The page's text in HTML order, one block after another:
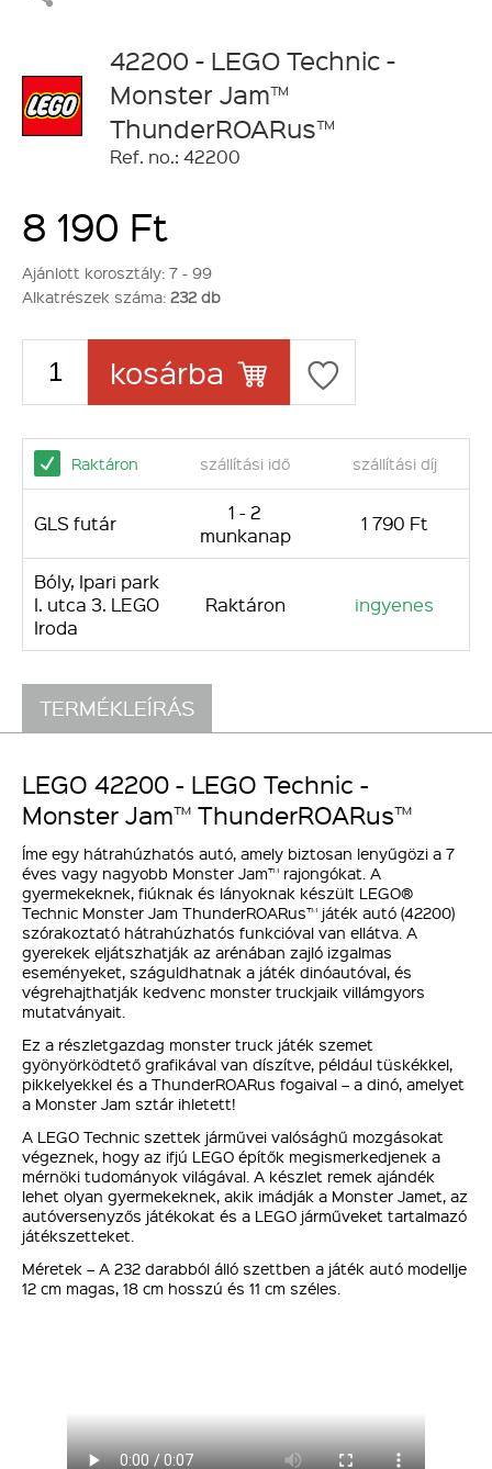
42200 - LEGO Technic -
Monster Jam™
ThunderROARus™
Ref. no.: 42200
8 190 Ft
Ajánlott korosztály: 7 - 99
Alkatrészek száma: 232 db
kosárba
Raktáron szállítási idő szállítási díj
GLS futár
1 - 2
munkanap
1 790 Ft
Bóly, Ipari park
I. utca 3. LEGO
Iroda
Raktáron ingyenes
TERMÉKLEÍRÁS
LEGO 42200 - LEGO Technic -
Monster Jam™ ThunderROARus™
Íme egy hátrahúzhatós autó, amely biztosan lenyűgözi a 7
éves vagy nagyobb Monster Jam™ rajongókat. A
gyermekeknek, fiúknak és lányoknak készült LEGO®
Technic Monster Jam ThunderROARus™ játék autó (42200)
szórakoztató hátrahúzhatós funkcióval van ellátva. A
gyerekek eljátszhatják az arénában zajló izgalmas
eseményeket, száguldhatnak a játék dinóautóval, és
végrehajthatják kedvenc monster truckjaik villámgyors
mutatványait.
Ez a részletgazdag monster truck játék szemet
gyönyörködtető grafikával van díszítve, például tüskékkel,
pikkelyekkel és a ThunderROARus fogaival – a dinó, amelyet
a Monster Jam sztár ihletett!
A LEGO Technic szettek járművei valósághű mozgásokat
végeznek, hogy az ifjú LEGO építők megismerkedjenek a
mérnöki tudományok világával. A készlet remek ajándék
lehet olyan gyermekeknek, akik imádják a Monster Jamet, az
autóversenyzős játékokat és a LEGO járműveket tartalmazó
játékszetteket.
Méretek – A 232 darabból álló szettben a játék autó modellje
12 cm magas, 18 cm hosszú és 11 cm széles.